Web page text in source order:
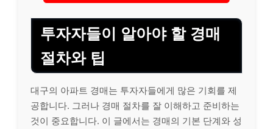
투자자들이 알아야 할 경매
절차와 팁
대구의 아파트 경매는 투자자들에게 많은 기회를 제
공합니다. 그러나 경매 절차를 잘 이해하고 준비하는
것이 중요합니다. 이 글에서는 경매의 기본 단계와 성